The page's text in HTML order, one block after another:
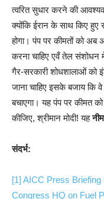
त्वरित सुधार करने की
क्योंकि ईरान के साथ किए हुए
होगा। पंप पर कीमतों को अब
करना चाहिए एवँ तेल संशोधन
गैर-सरकारी शोधशालाओं को
जाना चाहिए इसके बजाय कि
बचाएगा। यह पंप पर कीमत
कीजिए, श्रीमान मोदी! यह
संदर्भ:
[1] AICC Press Briefing
Congress HQ on Fuel